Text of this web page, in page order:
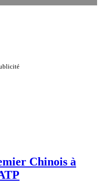
Chinois à